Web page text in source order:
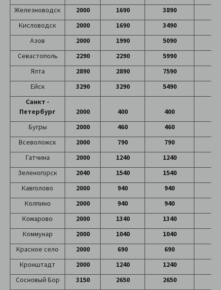
Железноводск
2000 1690 3890
Кисловодск
2000 1690 3490
Азов
2000 1990 5090
Севастополь
2290 2290 5990
Ялта
2890 2890 7590
Ейск
3290 3290 5490
Санкт -
Петербург
2000 400 400
Бугры
2000 460 460
Всеволожск
2000 790 790
Гатчина
2000 1240 1240
Зеленогорск
2040 1540 1540
Кавголово
2000 940 940
Колпино
2000 940 940
Комарово
2000 1340 1340
Коммунар
2000 1040 1040
Красное село
2000 690 690
Кронштадт
2000 1240 1240
Сосновый Бор
3150 2650 2650